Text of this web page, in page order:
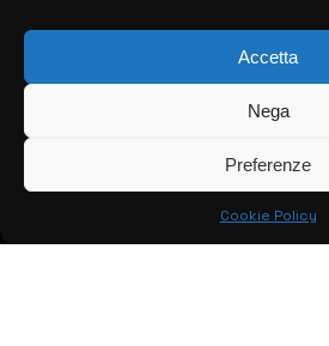
Accetta
Nega
Preferenze
Cookie Policy